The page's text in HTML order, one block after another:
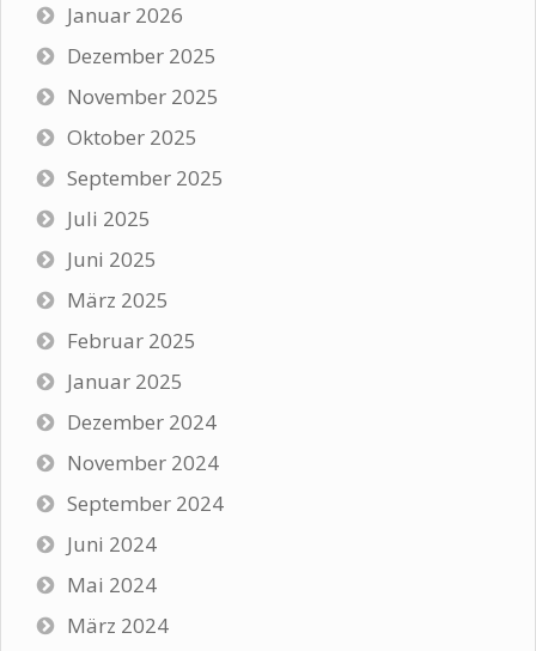
Januar 2026
Dezember 2025
November 2025
Oktober 2025
September 2025
Juli 2025
Juni 2025
März 2025
Februar 2025
Januar 2025
Dezember 2024
November 2024
September 2024
Juni 2024
Mai 2024
März 2024